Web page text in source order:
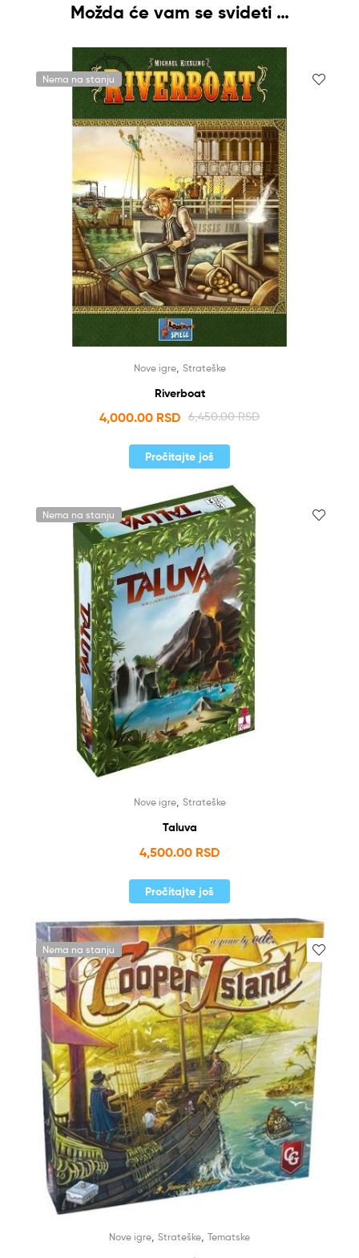
Možda će vam se svideti …
Nema na stanju
Nove igre, Strateške
Riverboat
6,450.00RSD
4,000.00 RSD
Pročitajte još
Nema na stanju
Nove igre, Strateške
Taluva
4,500.00 RSD
Pročitajte još
Nema na stanju
Nove igre Strateške Tematske